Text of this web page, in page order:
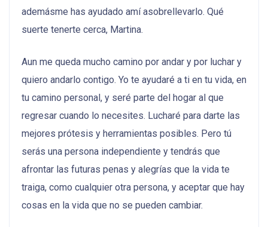
ademásme has ayudado amí asobrellevarlo. Qué
suerte tenerte cerca, Martina.
Aun me queda mucho camino por andar y por luchar y
quiero andarlo contigo. Yo te ayudaré a ti en tu vida, en
tu camino personal, y seré parte del hogar al que
regresar cuando lo necesites. Lucharé para darte las
mejores prótesis y herramientas posibles. Pero tú
serás una persona independiente y tendrás que
afrontar las futuras penas y alegrías que la vida te
traiga, como cualquier otra persona, y aceptar que hay
cosas en la vida que no se pueden cambiar.